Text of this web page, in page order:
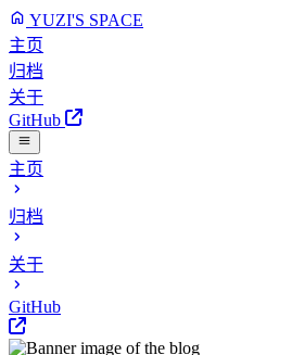
YUZI'S SPACE
主页
归档
关于
GitHub
主页
归档
关于
GitHub